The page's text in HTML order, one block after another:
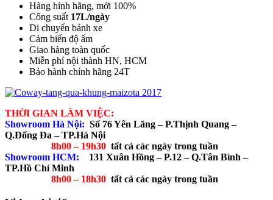
Hàng hính hãng, mới 100%
Công suất 17L/ngày
Di chuyển bánh xe
Cảm biến độ ẩm
Giao hàng toàn quốc
Miễn phí nội thành HN, HCM
Bảo hành chính hãng 24T
THỜI GIAN LÀM VIỆC:
Showroom Hà Nội: Số 76 Yên Lãng – P.Thịnh Quang –
Q.Đống Đa – TP.Hà Nội
8h00 – 19h30 tất cả các ngày trong tuần
Showroom HCM:
131 Xuân Hồng – P.12 – Q.Tân Bình –
TP.Hồ Chí Minh
8h00 – 18h30 tất cả các ngày trong tuần